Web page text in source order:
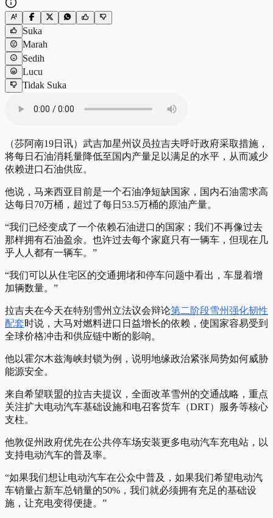
Suka
Marah
Sedih
Lucu
Tidak Suka
（莎阿南19日讯）武吉加星州议员拉吉夫呼吁政府采取措施，
将每日石油消耗量降低至国内产量足以满足的水平，从而减少
依赖进口石油供应。
他说，马来西亚目前是一个石油净短缺国家，国内石油需求高
达每日70万桶，超过了每日53.5万桶的原油产量。
“我们已经变成了一个依赖石油进口的国家；我们不再像过去
那样拥有石油盈余。也许过去每个家庭只有一辆车，但现在几
乎人人都有一辆车。”
“我们可以从住宅区的交通拥堵和停车问题中看出，车显着增
加辆数量。”
拉吉夫在今天在特别雪州立法议会辩论第二阶段雪州强化韧性
配套时说，大马对燃料进口日益增长的依赖，使国家容易受到
全球价格冲击和供应链中断的影响。
他以霍尔木兹海峡封锁为例，说明地缘政治紧张局势如何威胁
能源安全。
来自希望联盟的拉吉夫提议，全面改革雪州的交通战略，重点
关注扩大电动汽车基础设施和电召客货车（DRT）服务等核心
支柱。
他敦促州政府优先在公共停车场安装更多电动汽车充电站，以
支持电动汽车的普及率。
“如果我们想让电动汽车在公众中普及，如果我们希望电动汽
车销量占新车总销量的50%，我们就必须拥有充足的基础设
施，让充电变得便捷。”